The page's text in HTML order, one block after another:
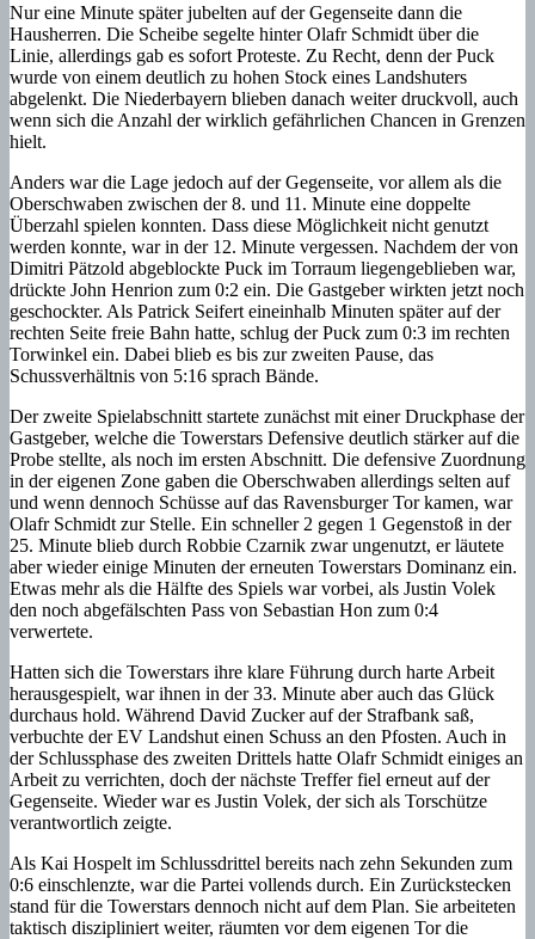
Nur eine Minute später jubelten auf der Gegenseite dann die
Hausherren. Die Scheibe segelte hinter Olafr Schmidt über die
Linie, allerdings gab es sofort Proteste. Zu Recht, denn der Puck
wurde von einem deutlich zu hohen Stock eines Landshuters
abgelenkt. Die Niederbayern blieben danach weiter druckvoll, auch
wenn sich die Anzahl der wirklich gefährlichen Chancen in Grenzen
hielt.
Anders war die Lage jedoch auf der Gegenseite, vor allem als die
Oberschwaben zwischen der 8. und 11. Minute eine doppelte
Überzahl spielen konnten. Dass diese Möglichkeit nicht genutzt
werden konnte, war in der 12. Minute vergessen. Nachdem der von
Dimitri Pätzold abgeblockte Puck im Torraum liegengeblieben war,
drückte John Henrion zum 0:2 ein. Die Gastgeber wirkten jetzt noch
geschockter. Als Patrick Seifert eineinhalb Minuten später auf der
rechten Seite freie Bahn hatte, schlug der Puck zum 0:3 im rechten
Torwinkel ein. Dabei blieb es bis zur zweiten Pause, das
Schussverhältnis von 5:16 sprach Bände.
Der zweite Spielabschnitt startete zunächst mit einer Druckphase der
Gastgeber, welche die Towerstars Defensive deutlich stärker auf die
Probe stellte, als noch im ersten Abschnitt. Die defensive Zuordnung
in der eigenen Zone gaben die Oberschwaben allerdings selten auf
und wenn dennoch Schüsse auf das Ravensburger Tor kamen, war
Olafr Schmidt zur Stelle. Ein schneller 2 gegen 1 Gegenstoß in der
25. Minute blieb durch Robbie Czarnik zwar ungenutzt, er läutete
aber wieder einige Minuten der erneuten Towerstars Dominanz ein.
Etwas mehr als die Hälfte des Spiels war vorbei, als Justin Volek
den noch abgefälschten Pass von Sebastian Hon zum 0:4
verwertete.
Hatten sich die Towerstars ihre klare Führung durch harte Arbeit
herausgespielt, war ihnen in der 33. Minute aber auch das Glück
durchaus hold. Während David Zucker auf der Strafbank saß,
verbuchte der EV Landshut einen Schuss an den Pfosten. Auch in
der Schlussphase des zweiten Drittels hatte Olafr Schmidt einiges an
Arbeit zu verrichten, doch der nächste Treffer fiel erneut auf der
Gegenseite. Wieder war es Justin Volek, der sich als Torschütze
verantwortlich zeigte.
Als Kai Hospelt im Schlussdrittel bereits nach zehn Sekunden zum
0:6 einschlenzte, war die Partei vollends durch. Ein Zurückstecken
stand für die Towerstars dennoch nicht auf dem Plan. Sie arbeiteten
taktisch diszipliniert weiter, räumten vor dem eigenen Tor die